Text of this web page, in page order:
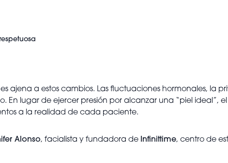
ajena a estos cambios. Las fluctuaciones hormonales, la
En lugar de ejercer presión por alcanzar una “piel ideal”,
a la realidad de cada paciente.
Alonso, facialista y fundadora de Infinittime, centro de